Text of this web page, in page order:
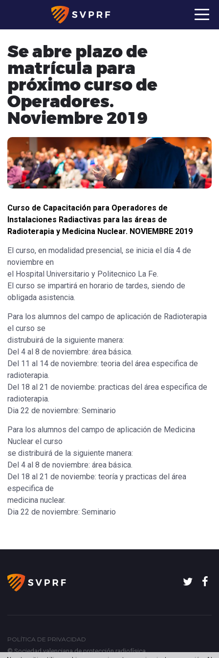
Se abre plazo de
matrícula para
próximo curso de
Operadores.
Noviembre 2019
Curso de Capacitación para Operadores de
Instalaciones Radiactivas para las áreas de
Radioterapia y Medicina Nuclear. NOVIEMBRE 2019
El curso, en modalidad presencial, se inicia el día 4 de
noviembre en
el Hospital Universitario y Politecnico La Fe.
El curso se impartirá en horario de tardes, siendo de
obligada asistencia.
Para los alumnos del campo de aplicación de Radioterapia
el curso se
distrubuirá de la siguiente manera:
Del 4 al 8 de noviembre: área básica.
Del 11 al 14 de noviembre: teoria del área especifica de
radioterapia.
Del 18 al 21 de noviembe: practicas del área especifica de
radioterapia.
Dia 22 de noviembre: Seminario
Para los alumnos del campo de aplicación de Medicina
Nuclear el curso
se distribuirá de la siguiente manera:
Del 4 al 8 de noviembre: área básica.
Del 18 al 21 de noviembe: teoría y practicas del área
especifica de
medicina nuclear.
Dia 22 de noviembre: Seminario
POLÍTICA DE PRIVACIDAD
© Sociedad valenciana de protección radiofísica